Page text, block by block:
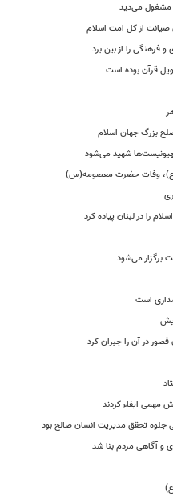
مشغول می‌دید
از کل امت اسلام
فرهنگی را از بین برد
قرآن بوده است
بزرگ جهان اسلام
شهید می‌شود
وفات حضرت معصومه(س)
را در لبنان پیاده کرد
برگزار می‌شود
است
در آن را جبران کرد
مهمی ایفاء کردند
تحقق مدیریت انسان صالح بود
و آگاهی مردم بنا شد